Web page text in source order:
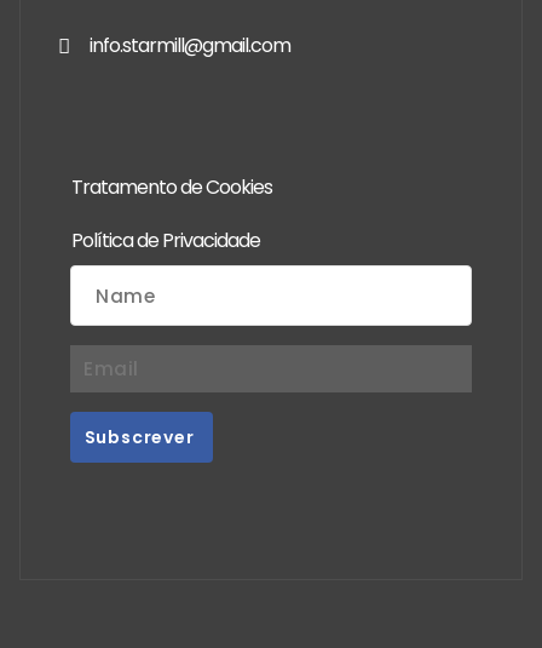
info.starmill@gmail.com
Tratamento de Cookies
Política de Privacidade